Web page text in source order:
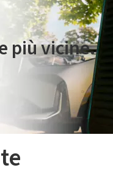
più vicine.